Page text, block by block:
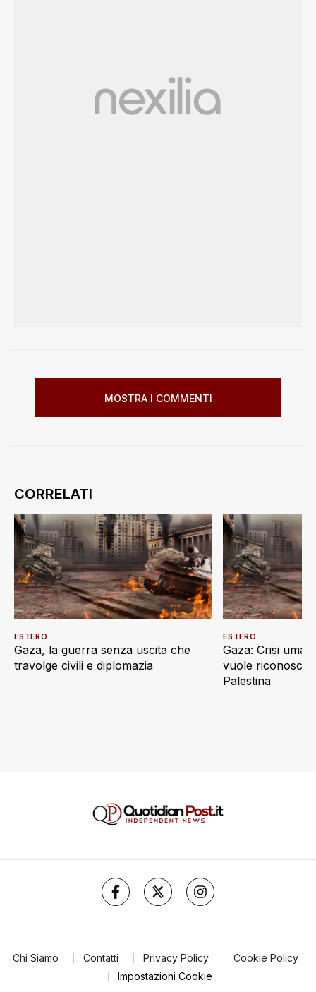
MOSTRA I COMMENTI
Gaza, la guerra senza uscita che
travolge civili e diplomazia
ESTERO
Gaza: Crisi
vuole
Palestina
ESTERO
Chi Siamo Contatti Privacy Policy
Cookie Policy
Impostazioni Cookie